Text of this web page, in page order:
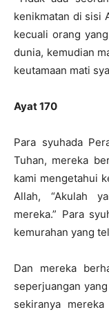
kenikmatan di sisi
kecuali orang
dunia, kemudian
keutamaan mati
Ayat 170
Para syuhada
Tuhan, mereka
kami mengetahui
Allah, “Akulah
mereka.” Para
kemurahan yang
Dan mereka
seperjuangan
sekiranya